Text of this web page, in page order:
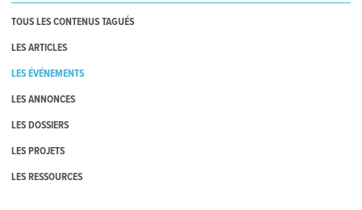
TOUS LES CONTENUS TAGUÉS
LES ARTICLES
LES ÉVÉNEMENTS
LES ANNONCES
LES DOSSIERS
LES PROJETS
LES RESSOURCES